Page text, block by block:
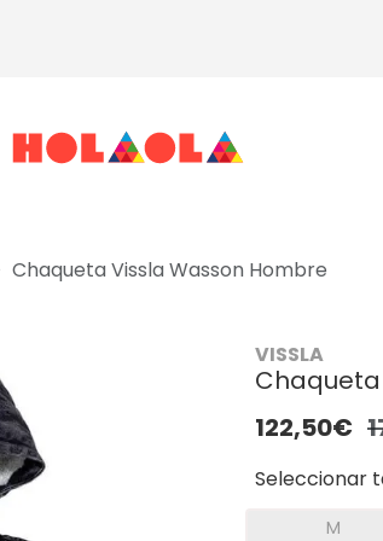
Chaqueta Vissla Wasson Hombre
VISSLA
122,50€
Seleccionar
M